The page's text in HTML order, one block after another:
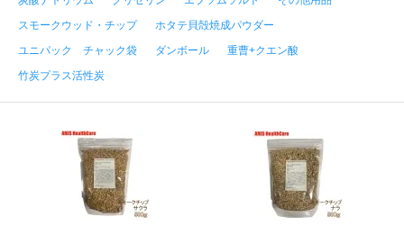
スモークウッド・チップ
ホタテ貝殻焼成パウダー
ユニパック チャック袋
ダンボール
重曹+クエン酸
竹炭プラス活性炭